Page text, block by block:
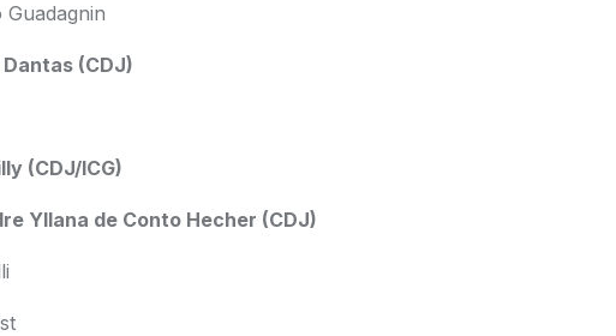
Dantas (CDJ)
(CDJ/ICG)
Yllana de Conto Hecher (CDJ)